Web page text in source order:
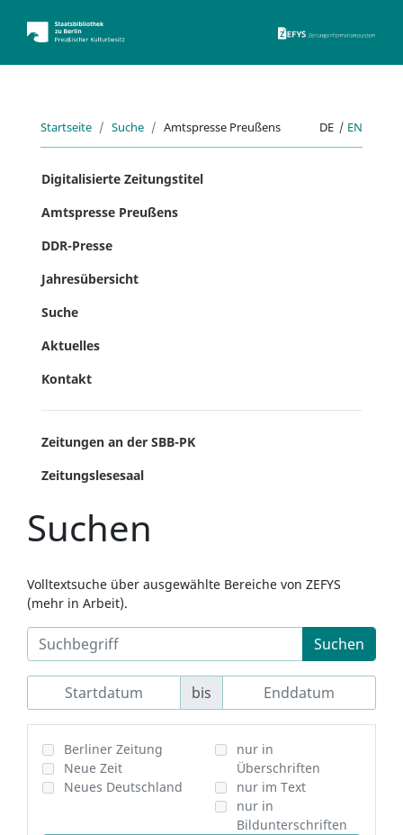
Startseite Suche Amtspresse Preußens DE | EN
Digitalisierte Zeitungstitel
Amtspresse Preußens
DDR-Presse
Jahresübersicht
Suche
Aktuelles
Kontakt
Zeitungen an der SBB-PK
Zeitungslesesaal
Suchen
Volltextsuche über ausgewählte Bereiche von ZEFYS
(mehr in Arbeit).
Suchen
bis
Berliner Zeitung
Neue Zeit
Neues Deutschland
nur in
Überschriften
nur im Text
nur in
Bildunterschriften